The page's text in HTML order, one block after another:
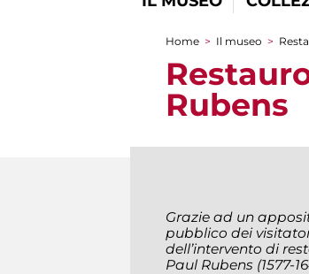
Tu sei qui
Home > Il museo >
Rubens
Grazie ad un
pubblico dei
dell’intervento di
Paul Rubens (1577-